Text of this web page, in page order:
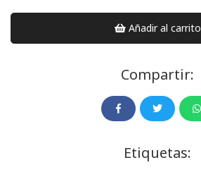
Añadir al carrito
Compartir:
Etiquetas: